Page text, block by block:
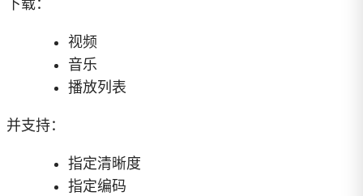
下载：
视频
音乐
播放列表
并支持：
指定清晰度
指定编码